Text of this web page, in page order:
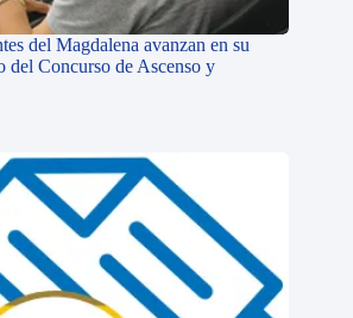
del Magdalena avanzan en su
del Concurso de Ascenso y